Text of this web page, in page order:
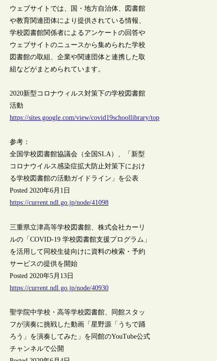
ウェブサイトでは、国・地方自治体、図書館
や教育関連団体により提供されている情報、
学校図書館関係者によるアンケートの回答や
ウェブサイトのニュースから集められた学校
図書館の取組、企業や関連団体と連携した取
組などがまとめられています。
2020新型コロナウィルス対策下の学校図書館
活動
https://sites.google.com/view/covid19schoollibrary/top
参考：
全国学校図書館協議会（全国SLA）、「新型
コロナウイルス感染症拡大防止対策下におけ
る学校図書館の活動ガイドライン」を公表
Posted 2020年6月1日
https://current.ndl.go.jp/node/41098
三重県立津高等学校図書館、株式会社カーリ
ルの「COVID-19 学校図書館支援プログラム」
を活用して同校生徒向けに資料の検索・予約
サービスの提供を開始
Posted 2020年5月13日
https://current.ndl.go.jp/node/40930
聖学院中学校・高等学校図書館、同館スタッ
フが演奏に挑戦した動画「星野源「うちで踊
ろう」を演奏してみた」を同館のYouTube公式
チャンネルで公開